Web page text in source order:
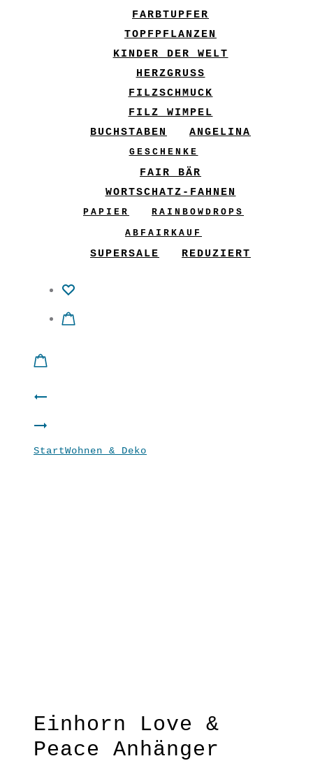
FARBTUPFER
TOPFPFLANZEN
KINDER DER WELT
HERZGRUSS
FILZSCHMUCK
FILZ WIMPEL
BUCHSTABEN
ANGELINA
GESCHENKE
FAIR BÄR
WORTSCHATZ-FAHNEN
PAPIER
RAINBOWDROPS
ABFAIRKAUF
SUPERSALE REDUZIERT
Product
navigation
Aufhängen
Panda
Herz
StartWohnen & Deko
Einhorn Love &
Peace Anhänger